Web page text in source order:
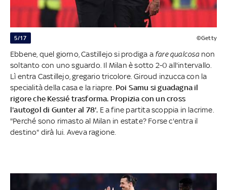
5/17 ©Getty
Ebbene, quel giorno, Castillejo si prodiga afare qualcosa non
soltanto con uno sguardo. Il Milan è sotto 2-0 all'intervallo.
Lì entra Castillejo, gregario tricolore. Giroud inzucca con la
specialità della casa e la riapre. Poi Samu si guadagna il
rigore che Kessié trasforma. Propizia con un cross
l'autogol di Gunter al 78'. E a fine partita scoppia in lacrime.
"Perché sono rimasto al Milan in estate? Forse c'entra il
destino" dirà lui. Aveva ragione.